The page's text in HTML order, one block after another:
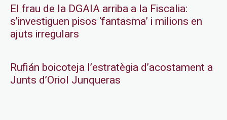
El frau de la DGAIA arriba a la Fiscalia:
s’investiguen pisos ‘fantasma’ i milions en
ajuts irregulars
Rufián boicoteja l’estratègia d’acostament a
Junts d’Oriol Junqueras